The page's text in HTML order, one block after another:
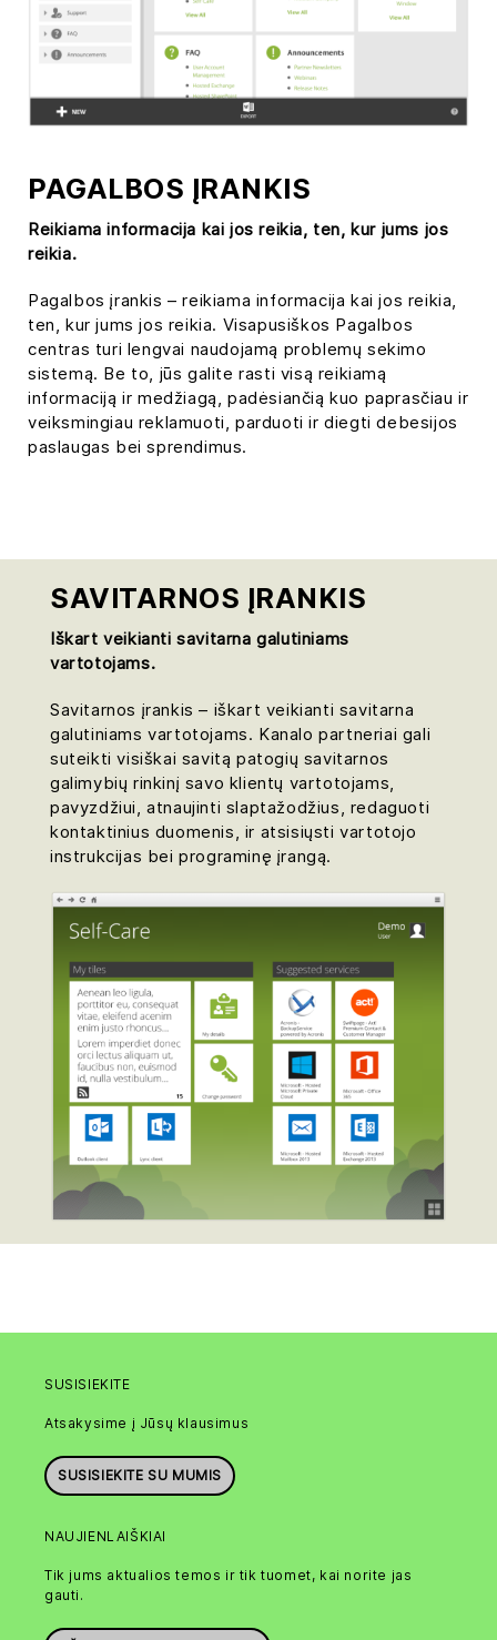
PAGALBOS ĮRANKIS
Reikiama informacija kai jos reikia, ten, kur jums jos
reikia.
Pagalbos įrankis – reikiama informacija kai jos reikia,
ten, kur jums jos reikia. Visapusiškos Pagalbos
centras turi lengvai naudojamą problemų sekimo
sistemą. Be to, jūs galite rasti visą reikiamą
informaciją ir medžiagą, padėsiančią kuo paprasčiau ir
veiksmingiau reklamuoti, parduoti ir diegti debesijos
paslaugas bei sprendimus.
SAVITARNOS ĮRANKIS
Iškart veikianti savitarna galutiniams
vartotojams.
Savitarnos įrankis – iškart veikianti savitarna
galutiniams vartotojams. Kanalo partneriai gali
suteikti visiškai savitą patogių savitarnos
galimybių rinkinį savo klientų vartotojams,
pavyzdžiui, atnaujinti slaptažodžius, redaguoti
kontaktinius duomenis, ir atsisiųsti vartotojo
instrukcijas bei programinę įrangą.
SUSISIEKITE
Atsakysime į Jūsų klausimus
SUSISIEKITE SU MUMIS
NAUJIENLAIŠKIAI
Tik jums aktualios temos ir tik tuomet, kai norite jas
gauti.